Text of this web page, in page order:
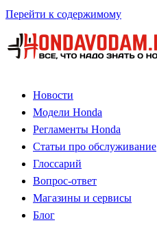
Перейти к содержимому
Новости
Модели Honda
Регламенты Honda
Статьи про обслуживание
Глоссарий
Вопрос-ответ
Магазины и сервисы
Блог